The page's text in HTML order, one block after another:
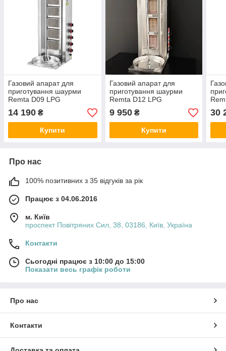
Газовий апарат для
приготування шаурми
Remta D09 LPG
14 190 ₴
Купити
Газовий апарат для
приготування шаурми
Remta D12 LPG
9 950₴
Купити
30
Про нас
100% позитивних з 35 відгуків за рік
Працює з 04.06.2016
м. Київ
проспект Повітряних Сил, 38, 03186, Київ, Україна
Контакти
Сьогодні працює з 10:00 до 15:00
Показати весь графік роботи
Про нас
Контакти